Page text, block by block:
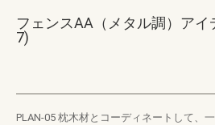
フェンスAA（メタル調）アイ
7)
PLAN-05 枕木材とコーディネートして、